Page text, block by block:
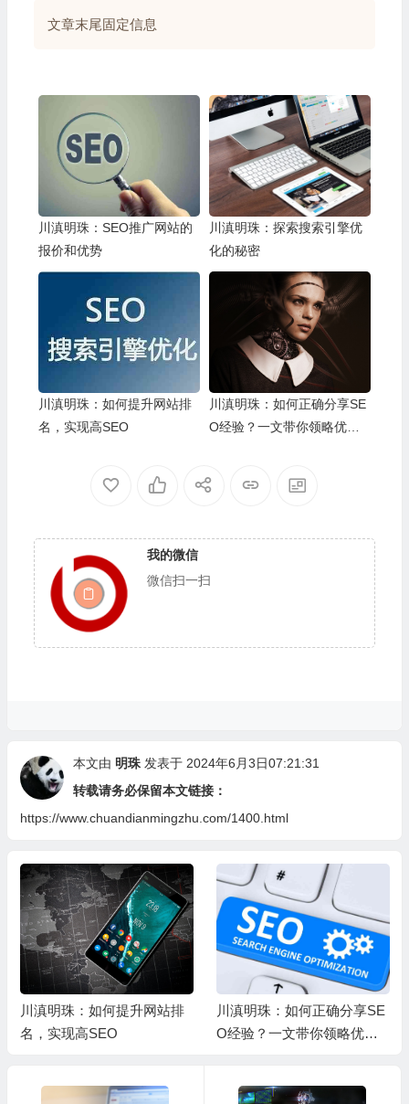
文章末尾固定信息
川滇明珠：SEO推广网站的
报价和优势
川滇明珠：探索搜索引擎优
化的秘密
川滇明珠：如何提升网站排
名，实现高SEO
川滇明珠：如何正确分享SE
O经验？一文带你领略优化
我的微信
微信扫一扫
本文由 明珠发表于 2024年6月3日07:21:31
转载请务必保留本文链接：
https://www.chuandianmingzhu.com/1400.html
川滇明珠：如何提升网站排
名，实现高SEO
川滇明珠：如何正确分享SE
O经验？一文带你领略优化